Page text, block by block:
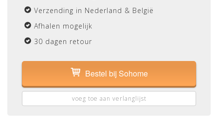
Verzending in Nederland & België
Afhalen mogelijk
30 dagen retour
Bestel bij Sohome
voeg toe aan verlanglijst